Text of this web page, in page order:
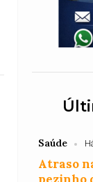
Saúde
Atraso